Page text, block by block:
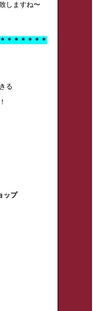
しますね〜
＊＊＊＊＊＊
る
ップ